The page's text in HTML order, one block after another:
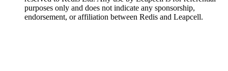
purposes only and does not indicate any sponsorship,
endorsement, or affiliation between Redis and Leapcell.